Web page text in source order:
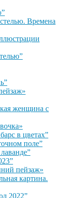
Времена
женщина с
в цветах”
поле”
пейзаж»
картина.
2022”